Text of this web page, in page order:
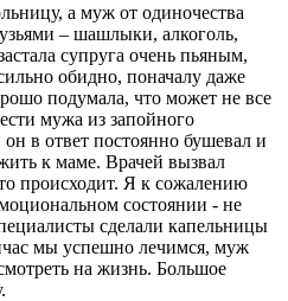
а муж от одиночества
– шашлыки, алкоголь,
супруга очень пьяным,
обидно, поначалу даже
подумала, что может не все
мужа из запойного
он в ответ постоянно бушевал и
к маме. Врачей вызвал
происходит. Я к сожалению
состоянии - не
сделали капельницы
мы успешно лечимся, муж
на жизнь. Большое